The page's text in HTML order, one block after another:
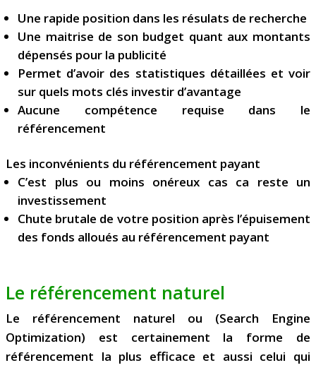
Une rapide position dans les résulats de recherche
Une maitrise de son budget quant aux montants
dépensés pour la publicité
Permet d’avoir des statistiques détaillées et voir
sur quels mots clés investir d’avantage
Aucune compétence requise dans le
référencement
Les inconvénients du référencement payant
C’est plus ou moins onéreux cas ca reste un
investissement
Chute brutale de votre position après l’épuisement
des fonds alloués au référencement payant
Le référencement naturel
Le référencement naturel ou (Search Engine
Optimization) est certainement la forme de
référencement la plus efficace et aussi celui qui